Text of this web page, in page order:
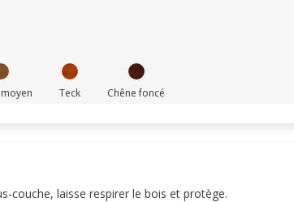
Teck Chêne foncé
couche, laisse respirer le bois et protège.